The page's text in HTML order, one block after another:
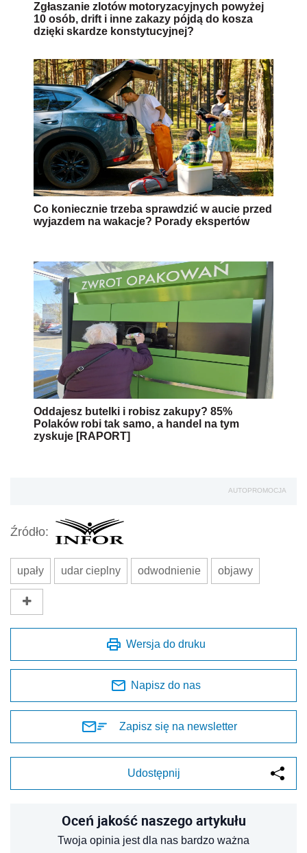
Zgłaszanie zlotów motoryzacyjnych powyżej
10 osób, drift i inne zakazy pójdą do kosza
dzięki skardze konstytucyjnej?
Co koniecznie trzeba sprawdzić w aucie przed
wyjazdem na wakacje? Porady ekspertów
Oddajesz butelki i robisz zakupy? 85%
Polaków robi tak samo, a handel na tym
zyskuje [RAPORT]
AUTOPROMOCJA
Źródło:
upały udar cieplny odwodnienie objawy
Wersja do druku
Napisz do nas
Zapisz się na newsletter
Udostępnij
Oceń jakość naszego artykułu
Twoja opinia jest dla nas bardzo ważna